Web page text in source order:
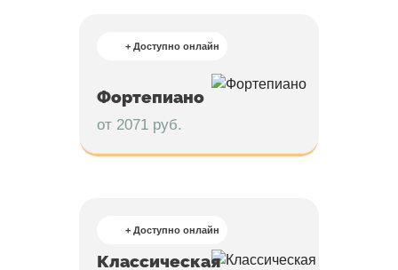
+ Доступно онлайн
Фортепиано
от 2071 руб.
+ Доступно онлайн
Классическая